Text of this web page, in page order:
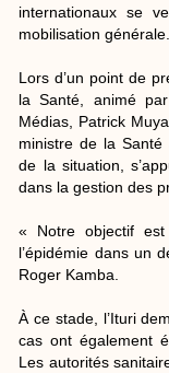
internationaux se
mobilisation générale.
Lors d’un point de
la Santé, animé
Médias, Patrick
ministre de la Santé
de la situation,
dans la gestion des
« Notre objectif
l’épidémie dans un
Roger Kamba.
À ce stade, l’Ituri
cas ont également
Les autorités